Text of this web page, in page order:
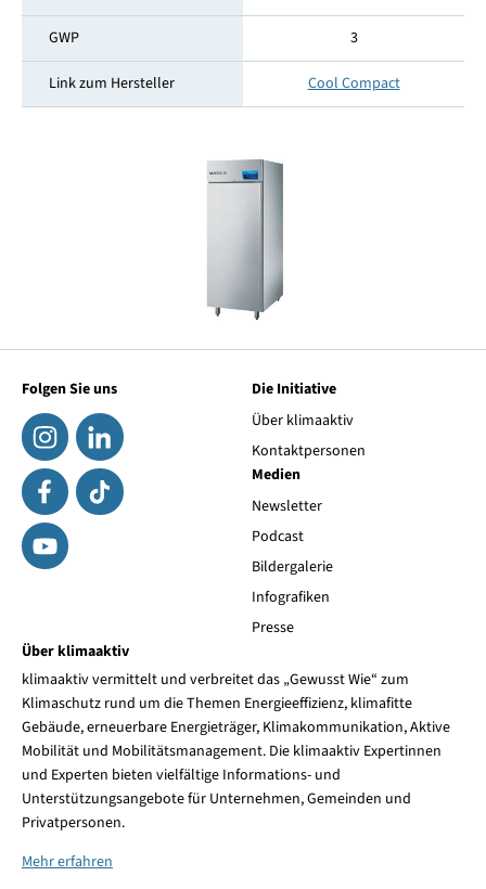
GWP 3
Link zum Hersteller Cool Compact
Folgen Sie uns
Die Initiative
Über klimaaktiv
Kontaktpersonen
Medien
Newsletter
Podcast
Bildergalerie
Infografiken
Presse
Über klimaaktiv
klimaaktiv vermittelt und verbreitet das „Gewusst Wie“ zum
Klimaschutz rund um die Themen Energieeffizienz, klimafitte
Gebäude, erneuerbare Energieträger, Klimakommunikation, Aktive
Mobilität und Mobilitätsmanagement. Die klimaaktiv Expertinnen
und Experten bieten vielfältige Informations- und
Unterstützungsangebote für Unternehmen, Gemeinden und
Privatpersonen.
Mehr erfahren